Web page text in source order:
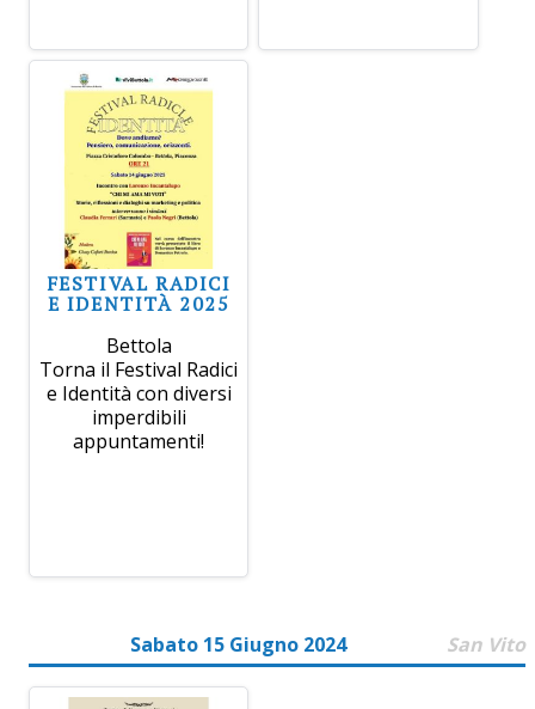
FESTIVAL RADICI
E IDENTITÀ 2025
Bettola
Torna il Festival Radici
e Identità con diversi
imperdibili
appuntamenti!
Sabato 15 Giugno 2024 San Vito